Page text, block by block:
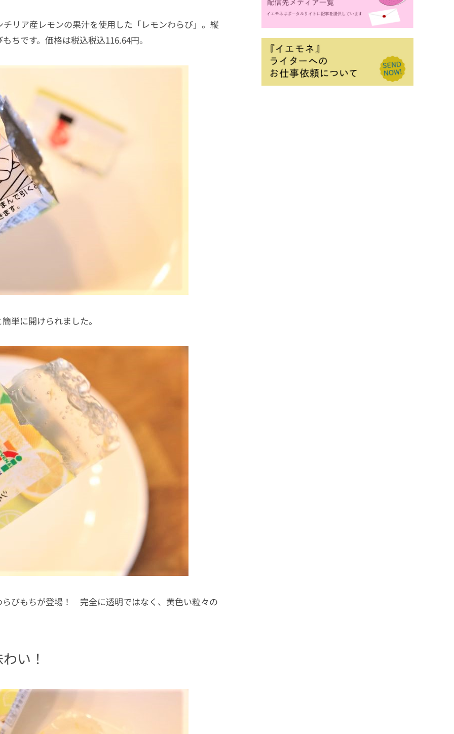
リア産レモンの果汁を使用した「レモンわらび」。縦
ちです。価格は税込税込116.64円。
単に開けられました。
びもちが登場！ 完全に透明ではなく、黄色い粒々の
い！